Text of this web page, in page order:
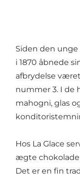
Siden den
i 1870 åbnede
afbrydelse
nummer 3. I de
mahogni, glas
Hos La Glace
ægte chokolade
Det er en fin